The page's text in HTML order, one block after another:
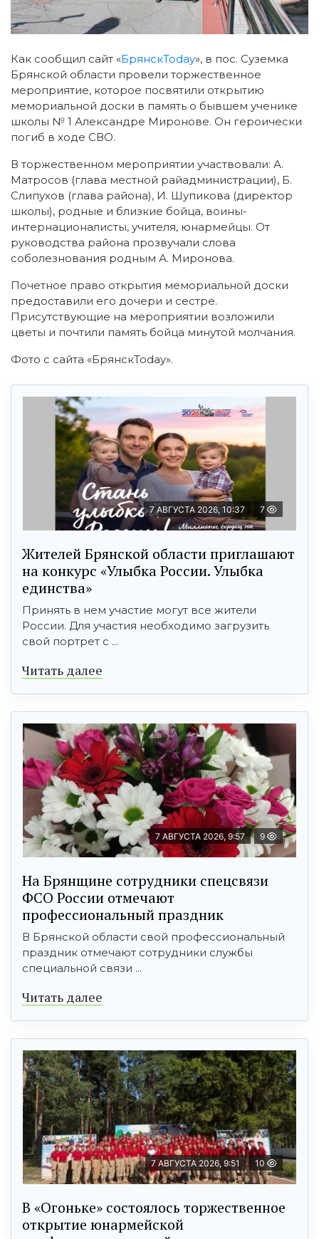
Как сообщил сайт «БрянскToday», в пос. Суземка
Брянской области провели торжественное
мероприятие, которое посвятили открытию
мемориальной доски в память о бывшем ученике
школы № 1 Александре Миронове. Он героически
погиб в ходе СВО.
В торжественном мероприятии участвовали: А.
Матросов (глава местной райадминистрации), Б.
Слипухов (глава района), И. Шупикова (директор
школы), родные и близкие бойца, воины-
интернационалисты, учителя, юнармейцы. От
руководства района прозвучали слова
соболезнования родным А. Миронова.
Почетное право открытия мемориальной доски
предоставили его дочери и сестре.
Присутствующие на мероприятии возложили
цветы и почтили память бойца минутой молчания.
Фото с сайта «БрянскToday».
7 АВГУСТА 2026, 10:37 7
Жителей Брянской области приглашают
на конкурс «Улыбка России. Улыбка
единства»
Принять в нем участие могут все жители
России. Для участия необходимо загрузить
свой портрет с ...
Читать далее
7 АВГУСТА 2026, 9:57 9
На Брянщине сотрудники спецсвязи
ФСО России отмечают
профессиональный праздник
В Брянской области свой профессиональный
праздник отмечают сотрудники службы
специальной связи ...
Читать далее
7 АВГУСТА 2026, 9:51 10
В «Огоньке» состоялось торжественное
открытие юнармейской